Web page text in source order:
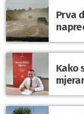
Prva
Kako